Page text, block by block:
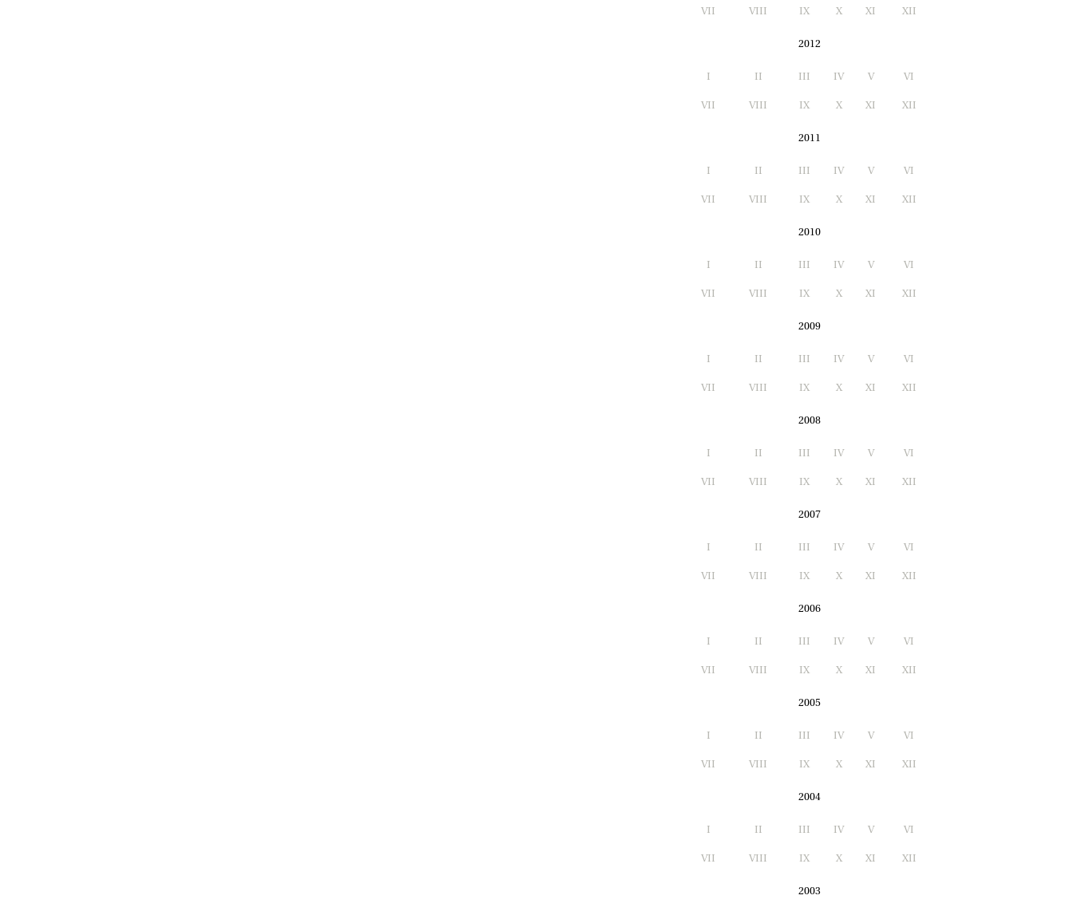
VII VIII IX X XI XII
2012
I II III IV V VI
VII VIII IX X XI XII
2011
I II III IV V VI
VII VIII IX X XI XII
2010
I II III IV V VI
VII VIII IX X XI XII
2009
I II III IV V VI
VII VIII IX X XI XII
2008
I II III IV V VI
VII VIII IX X XI XII
2007
I II III IV V VI
VII VIII IX X XI XII
2006
I II III IV V VI
VII VIII IX X XI XII
2005
I II III IV V VI
VII VIII IX X XI XII
2004
I II III IV V VI
VII VIII IX X XI XII
2003